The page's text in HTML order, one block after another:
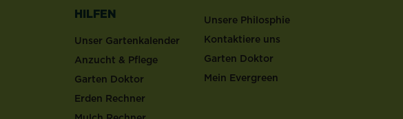
HILFEN
Unser Gartenkalender
Anzucht & Pflege
Garten Doktor
Erden Rechner
Unsere Philosphie
Kontaktiere uns
Garten Doktor
Mein Evergreen